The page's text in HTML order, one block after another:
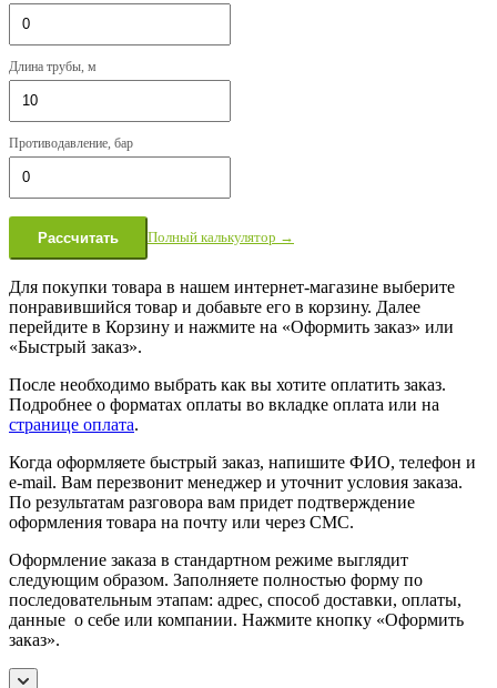
Длина трубы, м
Противодавление, бар
Рассчитать Полный калькулятор →
Для покупки товара в нашем интернет-магазине выберите
понравившийся товар и добавьте его в корзину. Далее
перейдите в Корзину и нажмите на «Оформить заказ» или
«Быстрый заказ».
После необходимо выбрать как вы хотите оплатить заказ.
Подробнее о форматах оплаты во вкладке оплата или на
странице оплата.
Когда оформляете быстрый заказ, напишите ФИО, телефон и
e-mail. Вам перезвонит менеджер и уточнит условия заказа.
По результатам разговора вам придет подтверждение
оформления товара на почту или через СМС.
Оформление заказа в стандартном режиме выглядит
следующим образом. Заполняете полностью форму по
последовательным этапам: адрес, способ доставки, оплаты,
данные о себе или компании. Нажмите кнопку «Оформить
заказ».